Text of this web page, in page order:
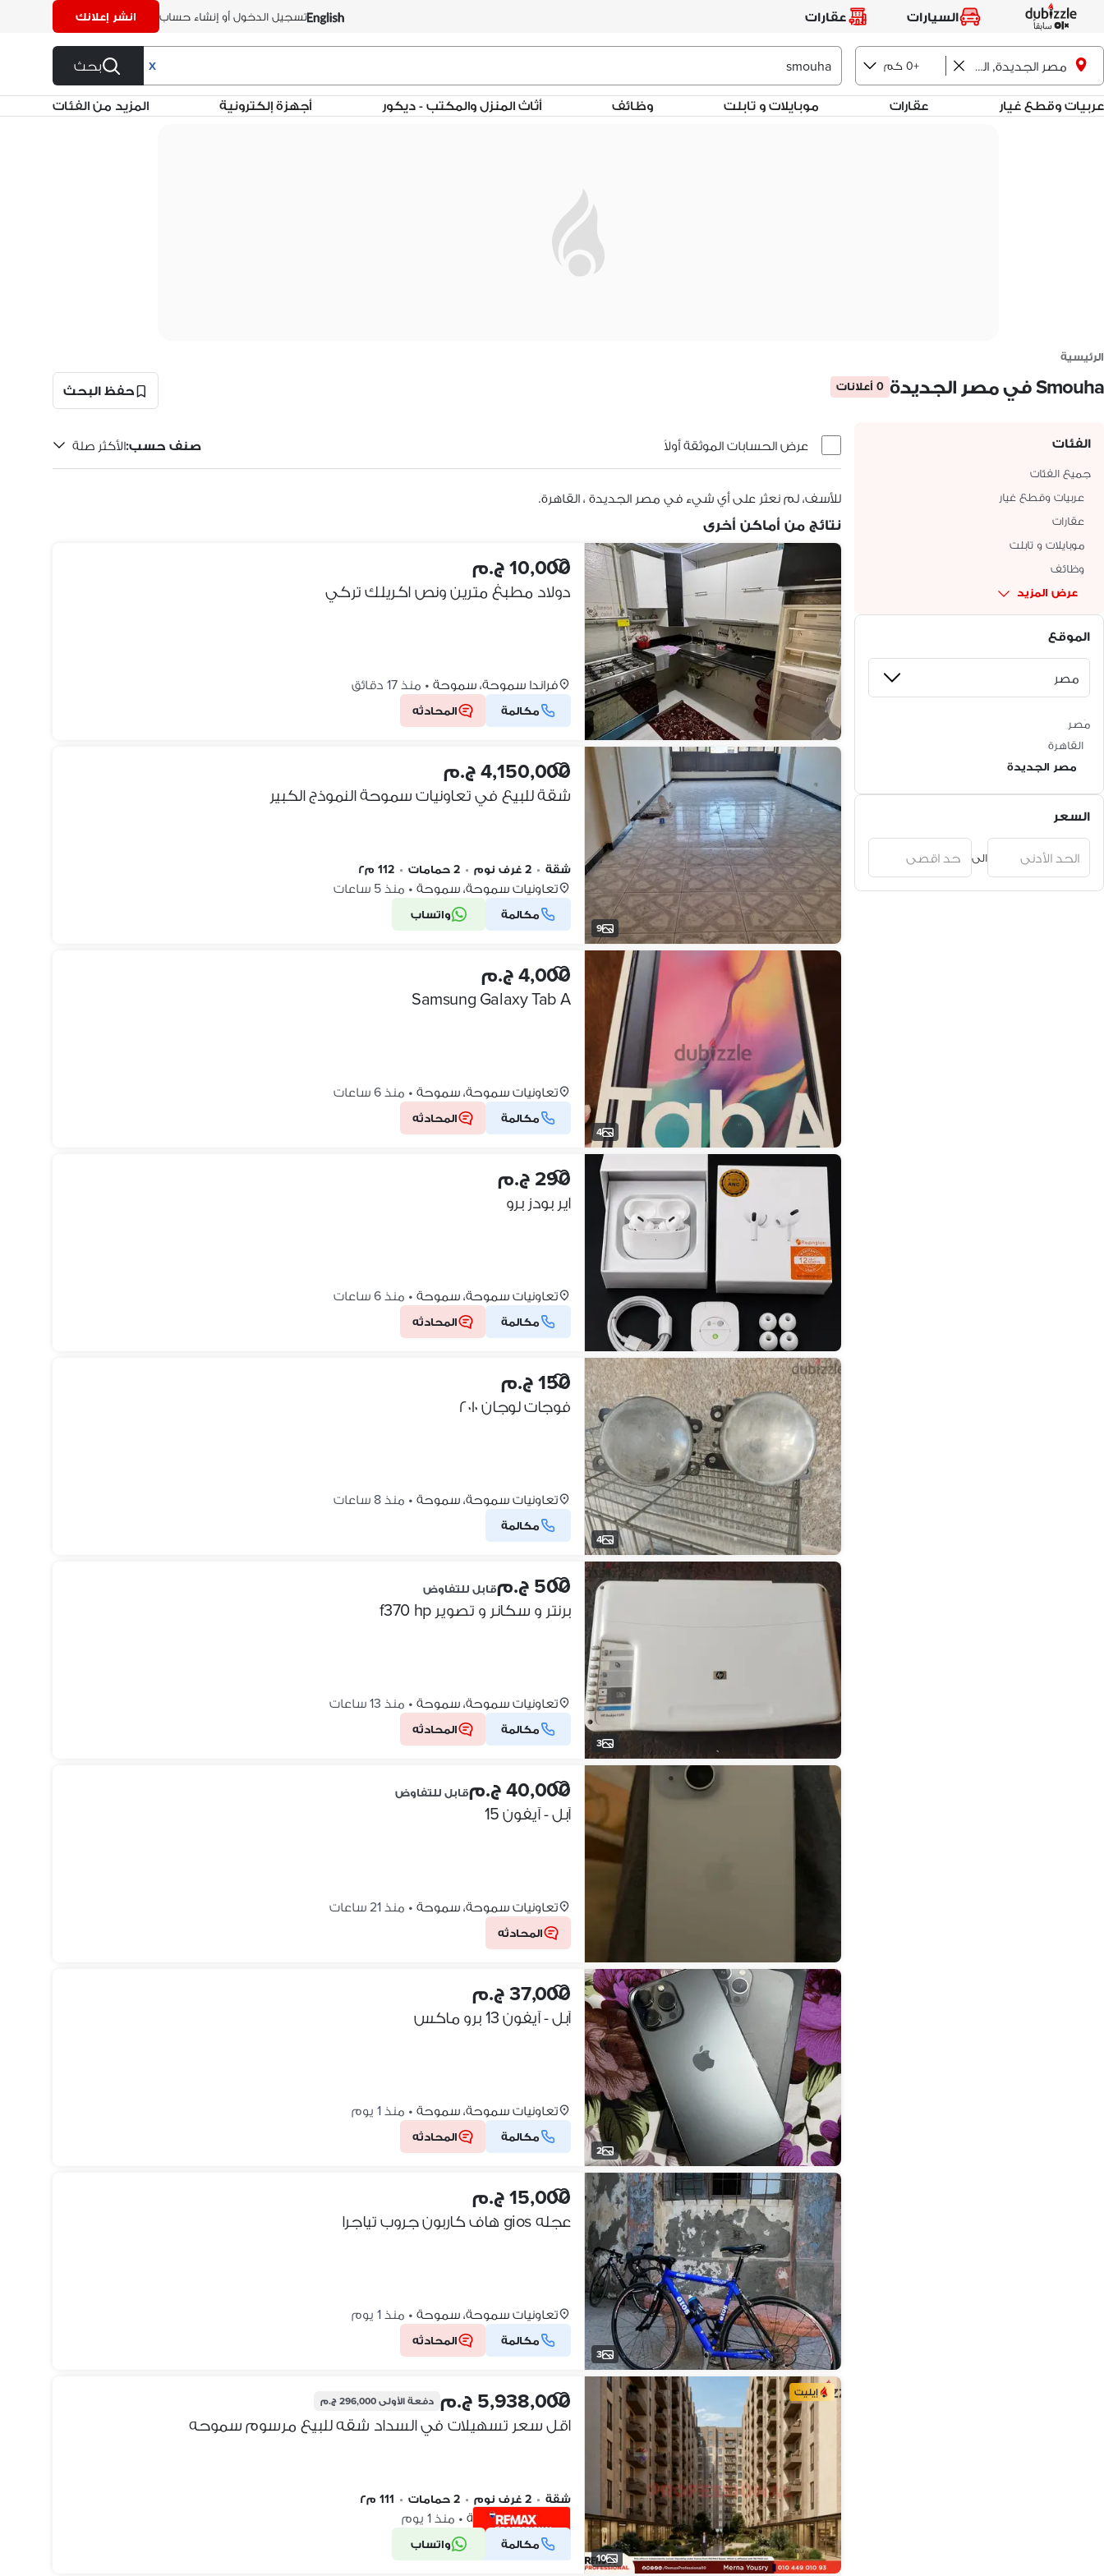
السيارات عقارات تسجيل الدخول أو إنشاء حساب انشر إعلانك
مصر الجديدة, القاهرة +0 كم X بحث
عربيات وقطع غيار عقارات موبايلات و تابلت وظائف أثاث المنزل والمكتب - ديكور أجهزة إلكترونية المزيد من الفئات
الرئيسية
Smouha في مصر الجديدة 0 أعلانات حفظ البحث
الفئات
جميع الفئات
عربيات وقطع غيار
عقارات
موبايلات و تابلت
وظائف
عرض المزيد
الموقع
مَصر
القاهرة
مصر الجديدة
السعر
الى
عرض الحسابات الموثقة أولاً صنف حسب:الأكثر صلة
للأسف، لم نعثر على أي شيء في مصر الجديدة ، القاهرة.
نتائج من أماكن أخرى
10,000 ج.م
دولاد مطبغ مترين ونص اكريلك تركي
فراندا سموحة، سموحة • منذ 17 دقائق
مكالمة المحادثه
9
4,150,000 ج.م
شقة للبيع في تعاونيات سموحة النموذج الكبير
شقة • 2 غرف نوم • 2 حمامات • 112 م٢
تعاونيات سموحة، سموحة • منذ 5 ساعات
مكالمة واتساب
4
4,000 ج.م
Samsung Galaxy Tab A
تعاونيات سموحة، سموحة • منذ 6 ساعات
مكالمة المحادثه
290 ج.م
اير بودز برو
تعاونيات سموحة، سموحة • منذ 6 ساعات
مكالمة المحادثه
4
150 ج.م
فوجات لوجان ٢٠١٠
تعاونيات سموحة، سموحة • منذ 8 ساعات
مكالمة
3
500 ج.م قابل للتفاوض
برنتر و سكانر و تصوير f370 hp
تعاونيات سموحة، سموحة • منذ 13 ساعات
مكالمة المحادثه
40,000 ج.م قابل للتفاوض
آبل - آيفون 15
تعاونيات سموحة، سموحة • منذ 21 ساعات
المحادثه
2
37,000 ج.م
آبل - آيفون 13 برو ماكس
تعاونيات سموحة، سموحة • منذ 1 يوم
مكالمة المحادثه
3
15,000 ج.م
عجله gios هاف كاربون جروب تياجرا
تعاونيات سموحة، سموحة • منذ 1 يوم
مكالمة المحادثه
10
إيليت 5,938,000 ج.م دفعة الأولى296,000 ج.م
اقل سعر تسهيلات في السداد شقه للبيع مرسوم سموحه
شقة • 2 غرف نوم • 2 حمامات • 111 م٢
مرسوم، سموحة • منذ 1 يوم
مكالمة واتساب شركة موثقة